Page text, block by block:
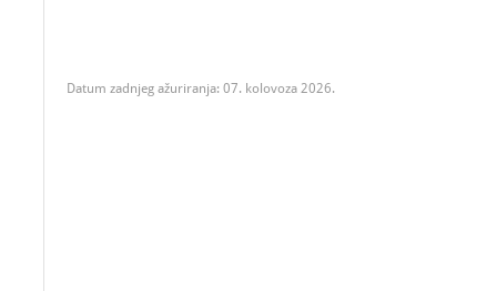
Datum zadnjeg ažuriranja: 07. kolovoza 2026.